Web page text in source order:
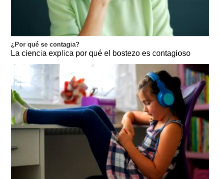
¿Por qué se contagia?
La ciencia explica por qué el bostezo es contagioso